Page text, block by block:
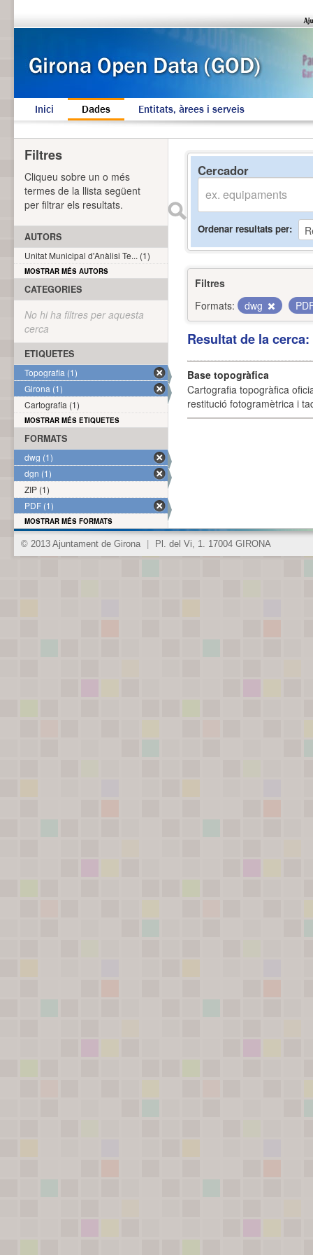
Inici Dades Entitats, àrees i serveis
Cercador
Ordenar resultats per
Filtres
Formats:
dwg
Resultat de la
Base topogràfica
Cartografia topogràfica
restitució fotogramètrica i
Filtres
Cliqueu sobre un o més
termes de la llista següent
per filtrar els resultats.
AUTORS
Unitat Municipal d'Anàlisi Te... (1)
MOSTRAR MÉS AUTORS
CATEGORIES
No hi ha filtres per aquesta
cerca
ETIQUETES
Topografia (1)
Girona (1)
Cartografia (1)
MOSTRAR MÉS ETIQUETES
FORMATS
dwg (1)
dgn (1)
ZIP (1)
PDF (1)
MOSTRAR MÉS FORMATS
© 2013 Ajuntament de Girona Pl. del Vi, 1. 17004 GIRONA